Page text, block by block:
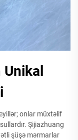
onlar müxtəlif
Şijiazhuang
şüşə mərmarlar